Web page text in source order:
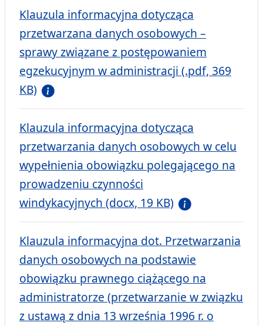
Klauzula informacyjna dotycząca
przetwarzana danych osobowych –
sprawy związane z postępowaniem
egzekucyjnym w administracji (.pdf, 369
KB)
Klauzula informacyjna dotycząca
przetwarzania danych osobowych w celu
wypełnienia obowiązku polegającego na
prowadzeniu czynności
windykacyjnych (docx, 19 KB)
Klauzula informacyjna dot. Przetwarzania
danych osobowych na podstawie
obowiązku prawnego ciążącego na
administratorze (przetwarzanie w związku
z ustawą z dnia 13 września 1996 r. o